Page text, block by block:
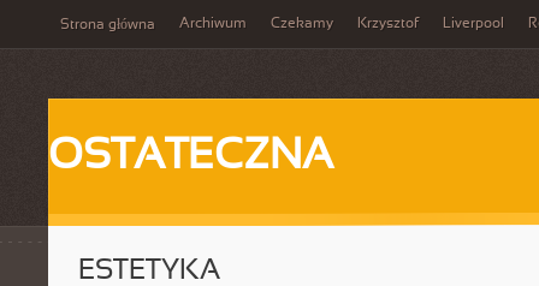
Strona główna Archiwum Czekamy Krzysztof Liverpool
OSTATECZNA
ESTETYKA